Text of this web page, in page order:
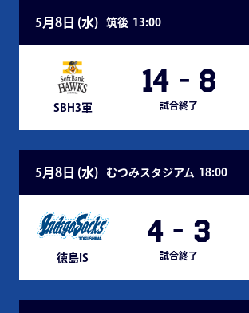
5月8日 (水) 筑後 13:00
SBH3軍
14 - 8
試合終了
5月8日 (水) むつみスタジアム 18:00
徳島IS
4 - 3
試合終了